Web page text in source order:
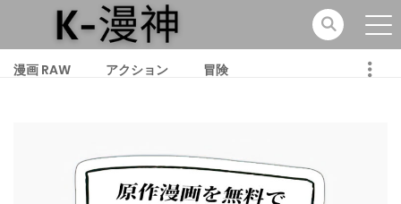
漫画 RAW アクション 冒険